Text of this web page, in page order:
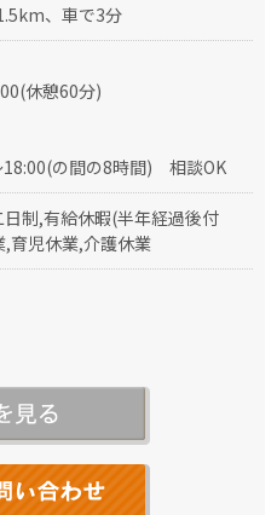
、車で3分
休憩60分)
の間の8時間) 相談OK
制,有給休暇(半年経過後付
育児休業,介護休業